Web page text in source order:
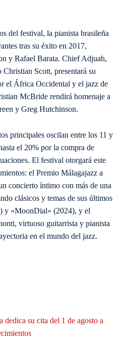
del festival, la pianista brasileña
tras su éxito en 2017,
y Rafael Barata. Chief Adjuah,
Scott, presentará su
el África Occidental y el jazz de
McBride rendirá homenaje a
y Greg Hutchinson.
principales oscilan entre los 11 y
el 20% por la compra de
El festival otorgará este
el Premio Málagajazz a
concierto íntimo con más de una
clásicos y temas de sus últimos
y «MoonDial» (2024), y el
virtuoso guitarrista y pianista
en el mundo del jazz.
su cita del 1 de agosto a